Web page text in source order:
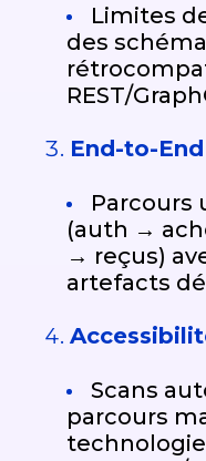
Limites
des
REST/
End-to-End
Parcours
(auth →
→ reçus)
artefacts
Scans
parcours